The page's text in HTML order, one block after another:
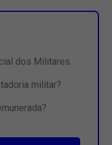
dos Militares
militar?